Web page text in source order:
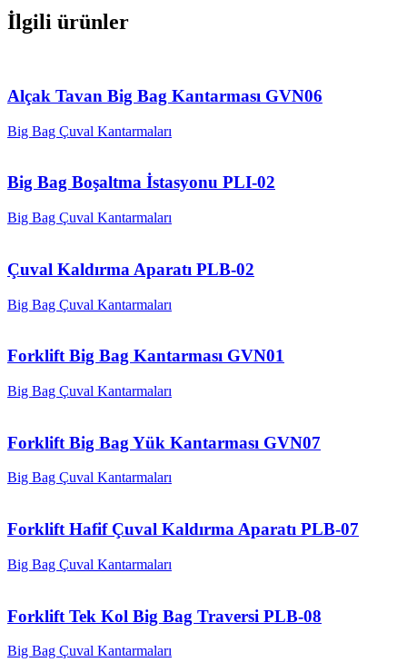
İlgili ürünler
Alçak Tavan Big Bag Kantarması GVN06
Big Bag Çuval Kantarmaları
Big Bag Boşaltma İstasyonu PLI-02
Big Bag Çuval Kantarmaları
Çuval Kaldırma Aparatı PLB-02
Big Bag Çuval Kantarmaları
Forklift Big Bag Kantarması GVN01
Big Bag Çuval Kantarmaları
Forklift Big Bag Yük Kantarması GVN07
Big Bag Çuval Kantarmaları
Forklift Hafif Çuval Kaldırma Aparatı PLB-07
Big Bag Çuval Kantarmaları
Forklift Tek Kol Big Bag Traversi PLB-08
Big Bag Çuval Kantarmaları